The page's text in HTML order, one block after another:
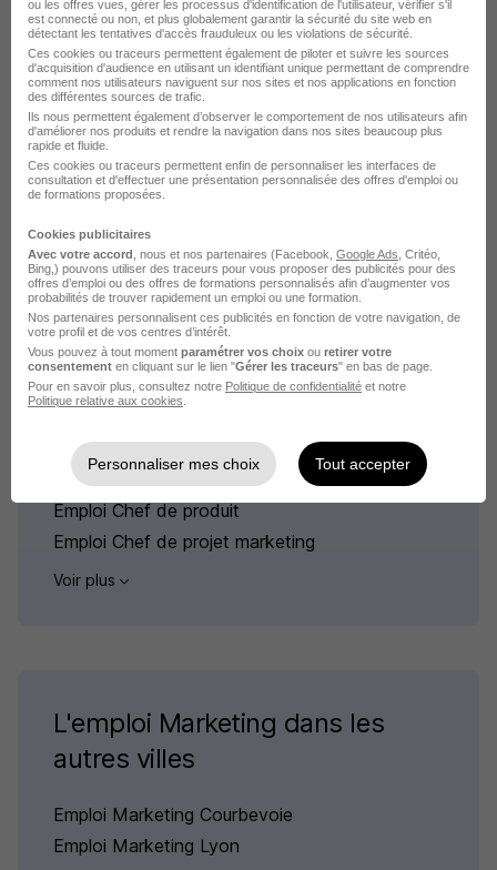
Emploi Marketing
Entreprises Marketing
Alternance Marketing
Stage Marketing
Intérim Marketing
Voir plus
L'emploi par métier
Emploi Assistant marketing
Emploi Chargé de campagnes marketing
Emploi Chargé de marketing
Emploi Chef de produit
Emploi Chef de projet marketing
Voir plus
L'emploi Marketing dans les
autres villes
Emploi Marketing Courbevoie
Emploi Marketing Lyon
ou les offres vues, gérer les processus d'identification de l'utilisateur, vérifier s'il
est connecté ou non, et plus globalement garantir la sécurité du site web en
détectant les tentatives d'accès frauduleux ou les violations de sécurité.
Ces cookies ou traceurs permettent également de piloter et suivre les sources
d'acquisition d'audience en utilisant un identifiant unique permettant de comprendre
comment nos utilisateurs naviguent sur nos sites et nos applications en fonction
des différentes sources de trafic.
Ils nous permettent également d’observer le comportement de nos utilisateurs afin
d'améliorer nos produits et rendre la navigation dans nos sites beaucoup plus
rapide et fluide.
Ces cookies ou traceurs permettent enfin de personnaliser les interfaces de
consultation et d'effectuer une présentation personnalisée des offres d'emploi ou
de formations proposées.
Cookies publicitaires
Avec votre accord , nous et nos partenaires (Facebook, Google Ads , Critéo,
Bing,) pouvons utiliser des traceurs pour vous proposer des publicités pour des
offres d’emploi ou des offres de formations personnalisés afin d’augmenter vos
probabilités de trouver rapidement un emploi ou une formation.
Nos partenaires personnalisent ces publicités en fonction de votre navigation, de
votre profil et de vos centres d’intérêt.
Vous pouvez à tout moment paramétrer vos choix ou retirer votre
consentement en cliquant sur le lien "Gérer les traceurs" en bas de page.
Pour en savoir plus, consultez notre Politique de confidentialité et notre
Politique relative aux cookies
Personnaliser mes choix Tout accepter